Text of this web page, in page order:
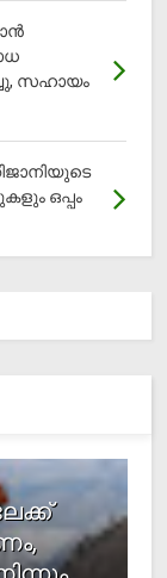
സഹായം
ഒപ്പം